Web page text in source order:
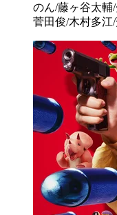
のん/藤ヶ谷太輔
菅田俊/木村多江